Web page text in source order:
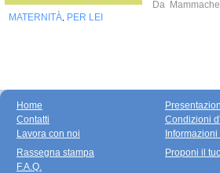
Da
MATERNITÀ PER LEI
Home
Contatti
Lavora con noi
Condizioni
Rassegna stampa
F.A.Q.
Proponi il